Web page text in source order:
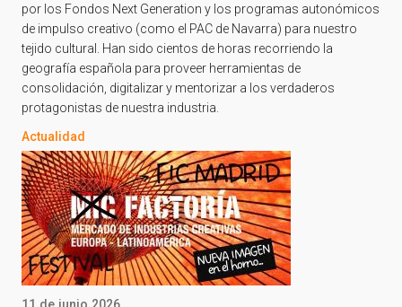
por los Fondos Next Generation y los programas autonómicos
de impulso creativo (como el PAC de Navarra) para nuestro
tejido cultural. Han sido cientos de horas recorriendo la
geografía española para proveer herramientas de
consolidación, digitalizar y mentorizar a los verdaderos
protagonistas de nuestra industria.
Actualidad